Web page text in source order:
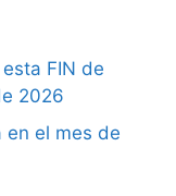
FIN de
2026
en el mes de